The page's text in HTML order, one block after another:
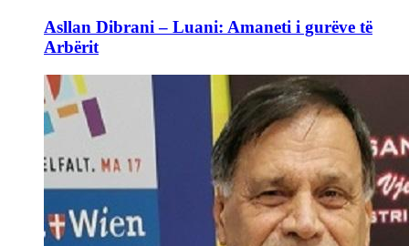
Asllan Dibrani – Luani: Amaneti i gurëve të
Arbërit